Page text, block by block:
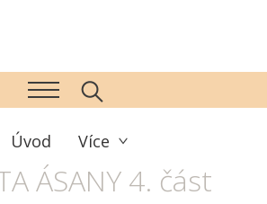
Úvod Více
ÁSANY 4. část